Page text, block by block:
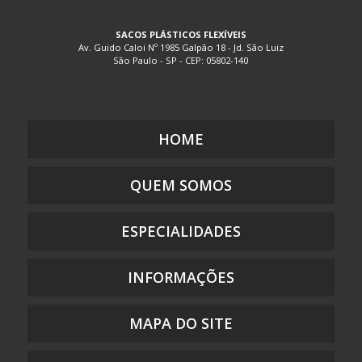
EMBALAGEM PLÁSTICA COM LACRE
EMBALAGEM PLÁSTICA COM SOLAPA
EMBALAGEM PLÁSTICA DE SEGURANÇA
EMBALAGEM PLÁSTICA FLEXÍVEL PARA ALIMENTO
EMBALAGEM PLÁSTICA PARA DOCES
EMBALAGEM PLÁSTICA PARA PRESENTE
SACOS PLÁSTICOS FLEXÍVEIS
Av. Guido Caloi Nº 1985 Galpão 18 - Jd. São Luiz
São Paulo - SP - CEP: 05802-140
HOME
QUEM SOMOS
ESPECIALIDADES
INFORMAÇÕES
MAPA DO SITE